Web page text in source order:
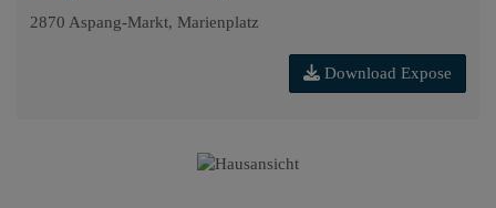
2870 Aspang-Markt, Marienplatz
Download Expose